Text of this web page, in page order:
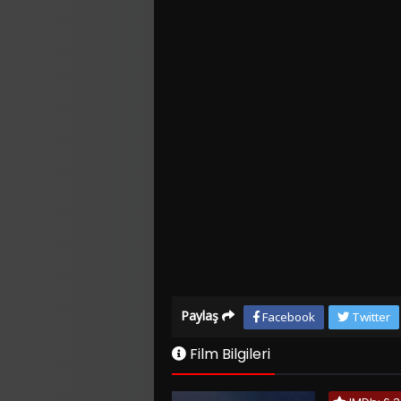
Paylaş Facebook Twitter
Film Bilgileri